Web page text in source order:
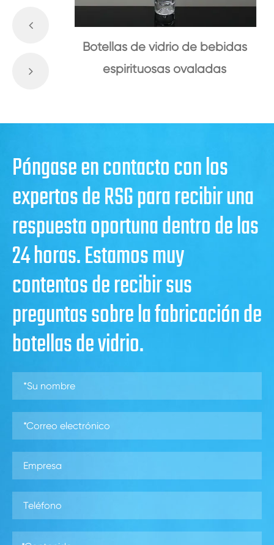
Botellas de vidrio de bebidas
espirituosas ovaladas
Póngase en contacto con los
expertos de RSG para recibir una
respuesta oportuna dentro de las
24 horas. Estamos muy
contentos de recibir sus
preguntas sobre la fabricación de
botellas de vidrio.